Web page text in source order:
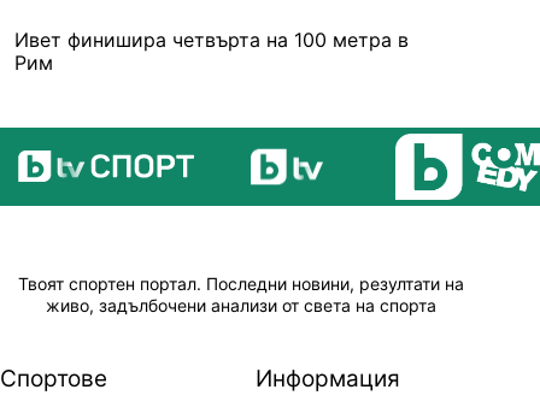
Ивет финишира четвърта на 100 метра в
Рим
Твоят спортен портал. Последни новини, резултати на
живо, задълбочени анализи от света на спорта
Спортове Информация